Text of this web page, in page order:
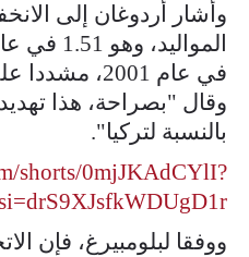
وأشار أردوغان إلى
في عام 2001،
وقال "بصراحة، هذا
بالنسبة لتركيا".
shorts/0mjJKAdCYlI?
ووفقا لبلومبيرغ، فإن